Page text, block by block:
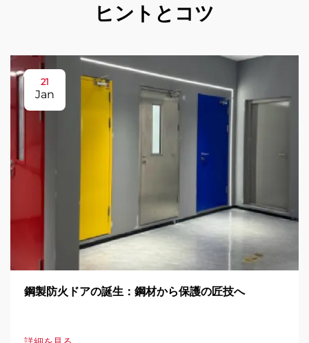
ヒントとコツ
21
Jan
鋼製防火ドアの誕生：鋼材から保護の匠技へ